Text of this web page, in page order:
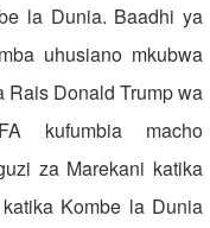
la Dunia. Baadhi ya
uhusiano mkubwa
Rais Donald Trump wa
kufumbia macho
za Marekani katika
Kombe la Dunia